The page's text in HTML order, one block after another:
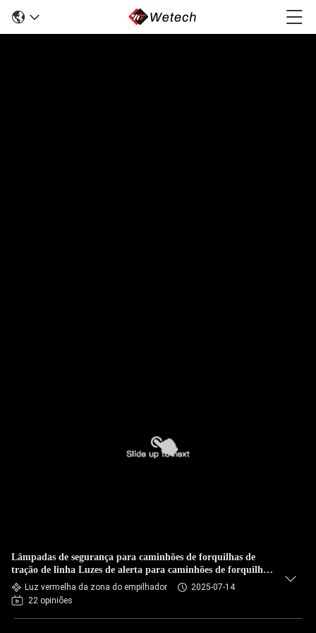
Lâmpadas de segurança para caminhões de forquilhas de
tração de linha Luzes de alerta para caminhões de forquilhas
de tração verde IP67
Luz vermelha da zona do empilhador
2025-07-14
22 opiniões